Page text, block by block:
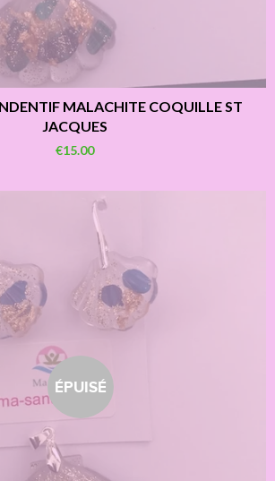
MALACHITE COQUILLE ST
JACQUES
€15.00
ÉPUISÉ